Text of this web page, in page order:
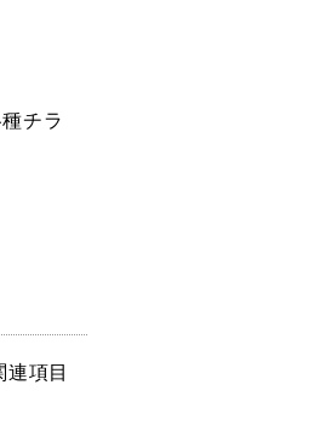
チラ
連項目